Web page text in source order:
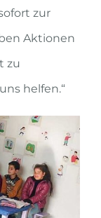
zur
Aktionen
zu
helfen.“